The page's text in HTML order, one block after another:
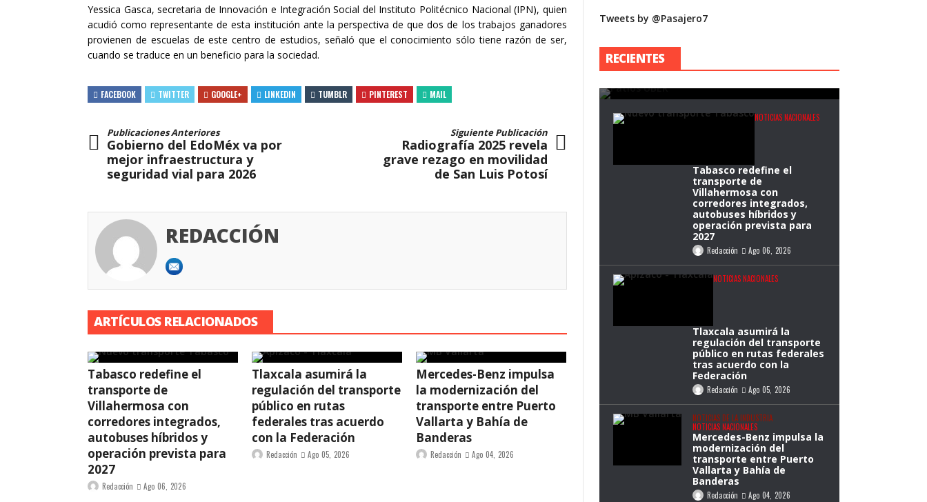
Yessica Gasca, secretaria de Innovación e Integración Social del Instituto Politécnico Nacional (IPN), quien
acudió como representante de esta institución ante la perspectiva de que dos de los trabajos ganadores
provienen de escuelas de este centro de estudios, señaló que el conocimiento sólo tiene razón de ser,
cuando se traduce en un beneficio para la sociedad.
FACEBOOK TWITTER GOOGLE+ LINKEDIN TUMBLR PINTEREST MAIL
Publicaciones Anteriores
Gobierno del EdoMéx va por
mejor infraestructura y
seguridad vial para 2026
Siguiente Publicación
Radiografía 2025 revela
grave rezago en movilidad
de San Luis Potosí
REDACCIÓN
ARTÍCULOS RELACIONADOS
Tabasco redefine el
transporte de
Villahermosa con
corredores integrados,
autobuses híbridos y
operación prevista para
2027
Redacción Ago 06, 2026
Tlaxcala asumirá la
regulación del transporte
público en rutas
federales tras acuerdo
con la Federación
Redacción Ago 05, 2026
Mercedes-Benz impulsa
la modernización del
transporte entre Puerto
Vallarta y Bahía de
Banderas
Redacción Ago 04, 2026
Tweets by @Pasajero7
RECIENTES
Patio de plataformas del
Aeropuerto de Guadalajara
supera 87 mil servicios en
sus primeros dos meses
NOTICIAS NACIONALES
Tabasco redefine el
transporte de
Villahermosa con
corredores integrados,
autobuses híbridos y
operación prevista para
2027
Redacción Ago 06, 2026
NOTICIAS NACIONALES
Tlaxcala asumirá la
regulación del transporte
público en rutas federales
tras acuerdo con la
Federación
Redacción Ago 05, 2026
NOTICIAS DE LA INDUSTRIA
NOTICIAS NACIONALES
Mercedes-Benz impulsa la
modernización del
transporte entre Puerto
Vallarta y Bahía de
Banderas
Redacción Ago 04, 2026